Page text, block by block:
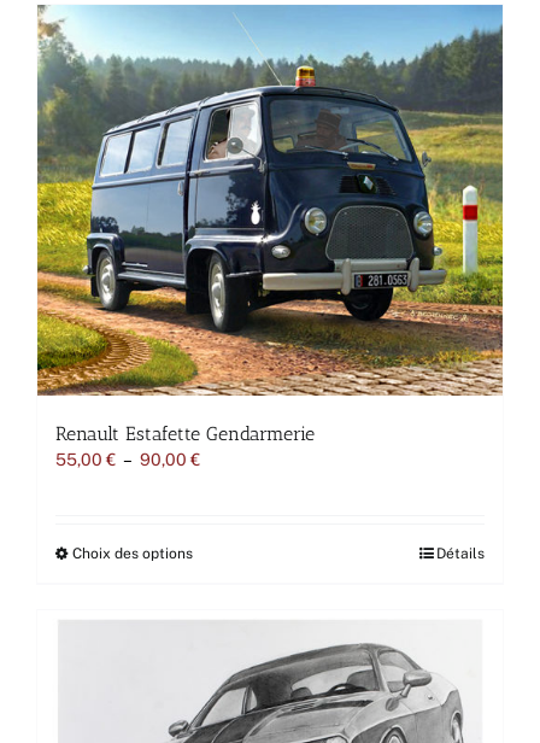
plusieurs
variations.
Les
options
peuvent
être
choisies
sur
la
page
du
produit
Renault Estafette Gendarmerie
55,00 € – 90,00 €Plage
Choix des optionsCe
plusieurs
options
peuvent
être
Détails